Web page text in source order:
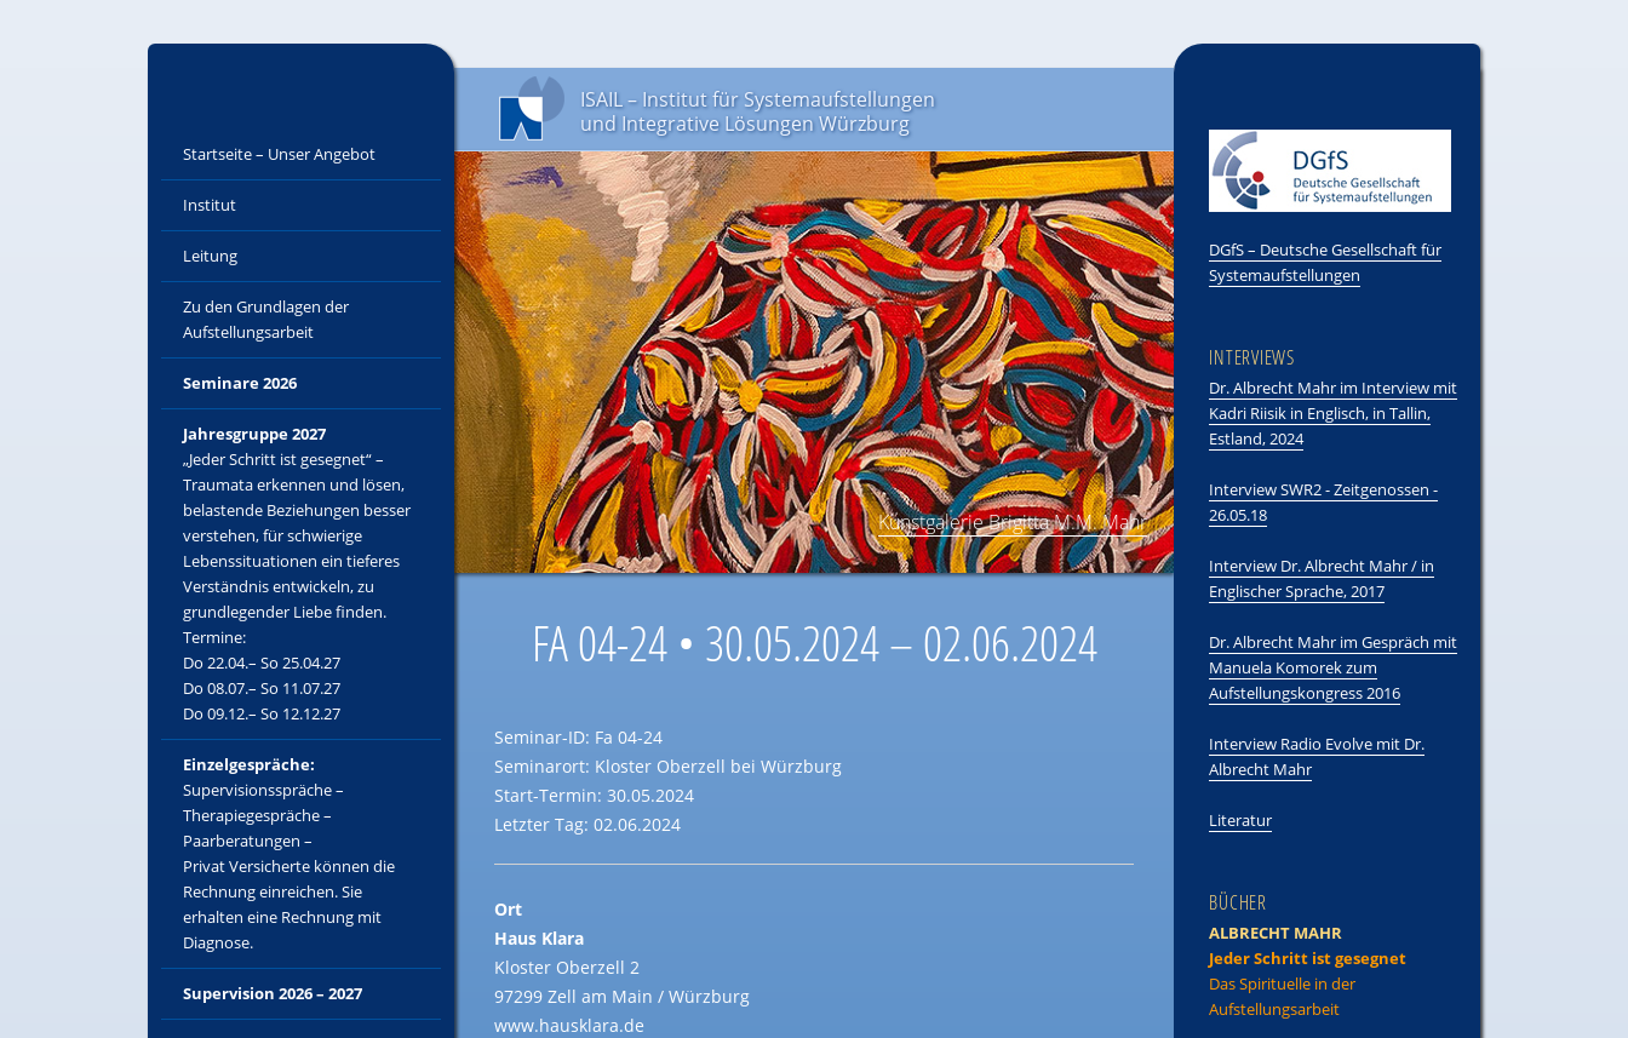
ISAIL – Institut für Systemaufstellungen
und Integrative Lösungen Würzburg
Startseite – Unser Angebot
Institut
Leitung
Zu den Grundlagen der
Aufstellungsarbeit
Seminare 2026
Jahresgruppe 2027
„Jeder Schritt ist gesegnet“ –
Traumata erkennen und lösen,
belastende Beziehungen besser
verstehen, für schwierige
Lebenssituationen ein tieferes
Verständnis entwickeln, zu
grundlegender Liebe finden.
Termine:
Do 22.04.– So 25.04.27
Do 08.07.– So 11.07.27
Do 09.12.– So 12.12.27
Einzelgespräche:
Supervisionsspräche –
Therapiegespräche –
Paarberatungen –
Privat Versicherte können die
Rechnung einreichen. Sie
erhalten eine Rechnung mit
Diagnose.
Supervision 2026 – 2027
DGfS – Deutsche Gesellschaft für
Systemaufstellungen
INTERVIEWS
Dr. Albrecht Mahr im Interview mit
Kadri Riisik in Englisch, in Tallin,
Estland, 2024
Interview SWR2 - Zeitgenossen -
26.05.18
Interview Dr. Albrecht Mahr / in
Englischer Sprache, 2017
Dr. Albrecht Mahr im Gespräch mit
Manuela Komorek zum
Aufstellungskongress 2016
Interview Radio Evolve mit Dr.
Albrecht Mahr
Literatur
BÜCHER
ALBRECHT MAHR
Jeder Schritt ist gesegnet
Das Spirituelle in der
Aufstellungsarbeit
Kunstgalerie Brigitta M.M. Mahr
FA 04-24 • 30.05.2024 – 02.06.2024
Seminar-ID: Fa 04-24
Seminarort: Kloster Oberzell bei Würzburg
Start-Termin: 30.05.2024
Letzter Tag: 02.06.2024
Ort
Haus Klara
Kloster Oberzell 2
97299 Zell am Main / Würzburg
www.hausklara.de